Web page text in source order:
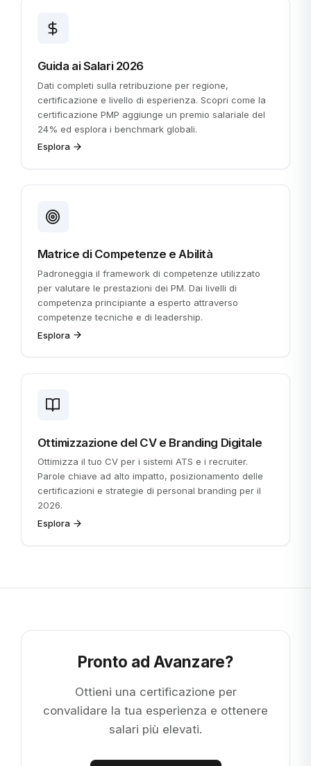
Guida ai Salari 2026
Dati completi sulla retribuzione per regione,
certificazione e livello di esperienza. Scopri come la
certificazione PMP aggiunge un premio salariale del
24% ed esplora i benchmark globali.
Esplora
Matrice di Competenze e Abilità
Padroneggia il framework di competenze utilizzato
per valutare le prestazioni dei PM. Dai livelli di
competenza principiante a esperto attraverso
competenze tecniche e di leadership.
Esplora
Ottimizzazione del CV e Branding Digitale
Ottimizza il tuo CV per i sistemi ATS e i recruiter.
Parole chiave ad alto impatto, posizionamento delle
certificazioni e strategie di personal branding per il
2026.
Esplora
Pronto ad Avanzare?
Ottieni una certificazione per
convalidare la tua esperienza e ottenere
salari più elevati.